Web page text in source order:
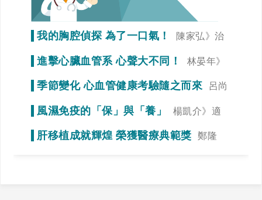
我的胸腔偵探 為了一口氣！
陳家弘》治
療是為了未來生活品質
進擊心臟血管系 心聲大不同！
林晏年》
調整生活習慣「心」事就變少！
季節變化 心血管健康考驗隨之而來
呂尚
風濕免疫的「保」與「養」
楊凱介》適
當運動，達到調整免疫力的效果
肝移植成就輝煌 榮獲醫療典範獎
鄭隆